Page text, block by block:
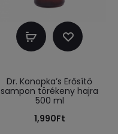
Kosárba
Dr. Konopka’s Erősítő
sampon törékeny hajra
500 ml
1,990Ft